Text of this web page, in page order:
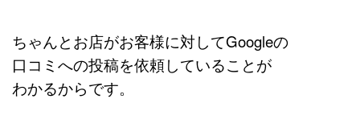
ちゃんとお店がお客様に対してGoogleの
口コミへの投稿を依頼していることが
わかるからです。